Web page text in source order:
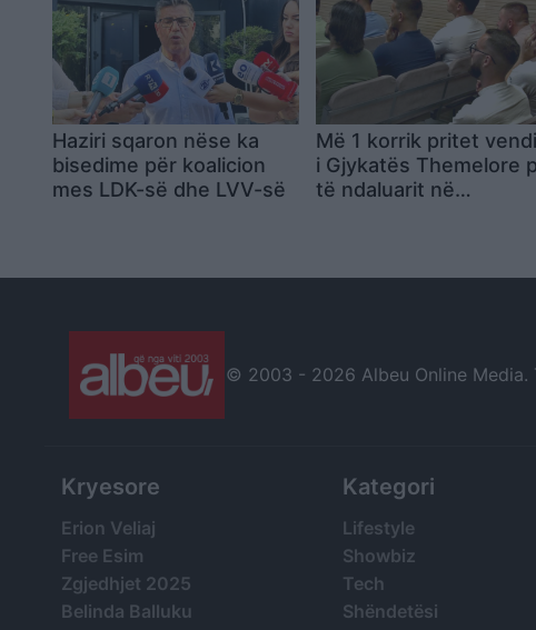
Haziri sqaron nëse ka
bisedime për koalicion
mes LDK-së dhe LVV-së
Më 1 korrik pritet
i Gjykatës Themelore
të ndaluarit në
© 2003 - 2026 Albeu Online
Kryesore
Erion Veliaj
Free Esim
Zgjedhjet 2025
Belinda Balluku
Kategori
Lifestyle
Showbiz
Tech
Shëndetësi